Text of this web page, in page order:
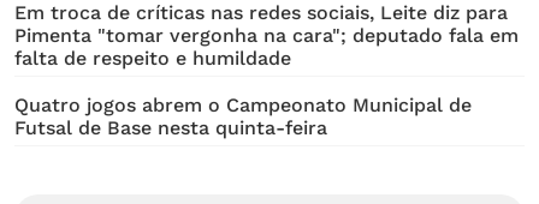
Em troca de críticas nas redes sociais, Leite diz para
Pimenta "tomar vergonha na cara"; deputado fala em
falta de respeito e humildade
Quatro jogos abrem o Campeonato Municipal de
Futsal de Base nesta quinta-feira